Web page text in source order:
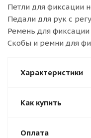
Петли для фиксации
Педали для рук с
Ремень для
Скобы и ремни для
Характеристики
Как купить
Оплата